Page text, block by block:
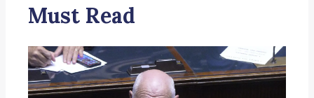
Must Read